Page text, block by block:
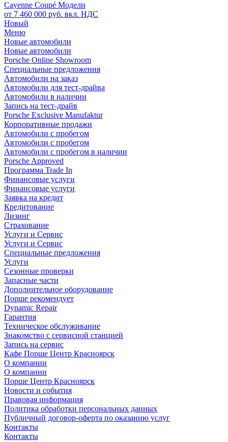
Cayenne Coupé Модели
от 7 460 000 руб. вкл. НДС
Новый
Меню
Новые автомобили
Новые автомобили
Porsche Online Showroom
Специальные предложения
Автомобили на заказ
Автомобили для тест-драйва
Автомобили в наличии
Запись на тест-драйв
Porsche Exclusive Manufaktur
Корпоративные продажи
Автомобили с пробегом
Автомобили с пробегом
Автомобили с пробегом в наличии
Porsche Approved
Программа Trade In
Финансовые услуги
Финансовые услуги
Заявка на кредит
Кредитование
Лизинг
Страхование
Услуги и Сервис
Услуги и Сервис
Специальные предложения
Услуги
Сезонные проверки
Запасные части
Дополнительное оборудование
Порше рекомендует
Dynamic Repair
Гарантия
Техническое обслуживание
Знакомство с сервисной станцией
Запись на сервис
Кафе Порше Центр Красноярск
О компании
О компании
Порше Центр Красноярск
Новости и события
Правовая информация
Политика обработки персональных данных
Публичный договор-оферта по оказанию услуг
Контакты
Контакты